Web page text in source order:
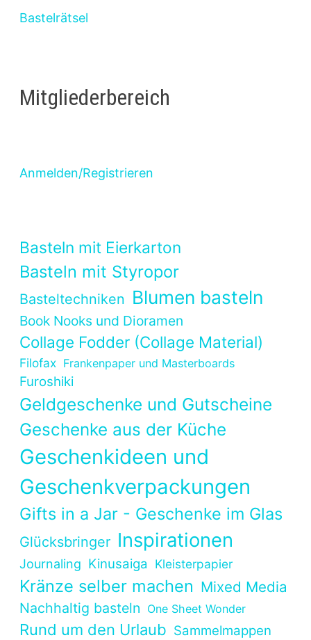
Bastelrätsel
Mitgliederbereich
Anmelden/Registrieren
Basteln mit Eierkarton
Basteln mit Styropor
Basteltechniken Blumen basteln
Book Nooks und Dioramen
Collage Fodder (Collage Material)
Filofax Frankenpaper und Masterboards
Furoshiki
Geldgeschenke und Gutscheine
Geschenke aus der Küche
Geschenkideen und
Geschenkverpackungen
Gifts in a Jar - Geschenke im Glas
Glücksbringer Inspirationen
Journaling Kinusaiga Kleisterpapier
Kränze selber machen Mixed Media
Nachhaltig basteln One Sheet Wonder
Rund um den Urlaub Sammelmappen